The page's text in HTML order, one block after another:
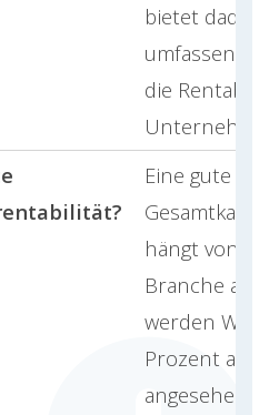
bietet
die
Eine gute
hängt von
Branche ab.
werden
Prozent als
angesehen,